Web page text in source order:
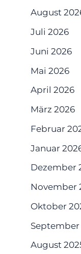
August
Juli 2026
Juni 2026
Mai 2026
April 2026
März 2026
Februar
Januar
Dezember
November
Oktober
September
August